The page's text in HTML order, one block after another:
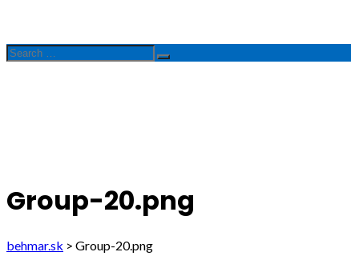
Search
for:
Search
Group-20.png
behmar.sk > Group-20.png